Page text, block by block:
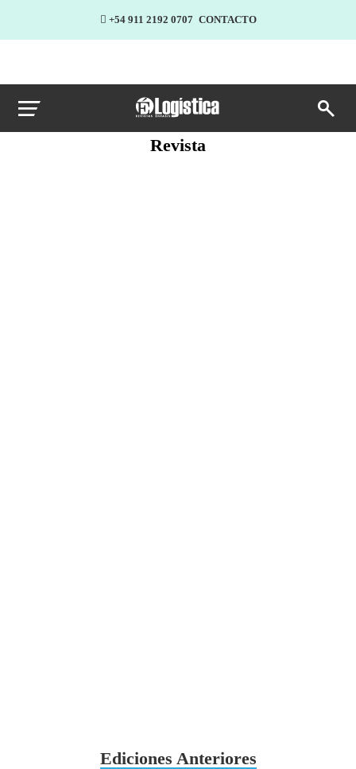
+54 911 2192 0707 CONTACTO
Revista
Ediciones Anteriores